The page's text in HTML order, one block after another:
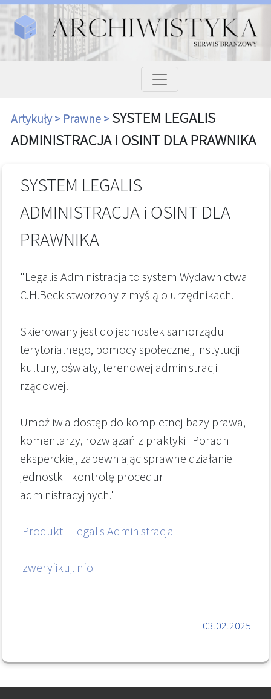
Artykuły > Prawne > SYSTEM LEGALIS
ADMINISTRACJA i OSINT DLA PRAWNIKA
SYSTEM LEGALIS
ADMINISTRACJA i OSINT DLA
PRAWNIKA
"Legalis Administracja to system Wydawnictwa
C.H.Beck stworzony z myślą o urzędnikach.
Skierowany jest do jednostek samorządu
terytorialnego, pomocy społecznej, instytucji
kultury, oświaty, terenowej administracji
rządowej.
Umożliwia dostęp do kompletnej bazy prawa,
komentarzy, rozwiązań z praktyki i Poradni
eksperckiej, zapewniając sprawne działanie
jednostki i kontrolę procedur
administracyjnych."
Produkt - Legalis Administracja
zweryfikuj.info
03.02.2025